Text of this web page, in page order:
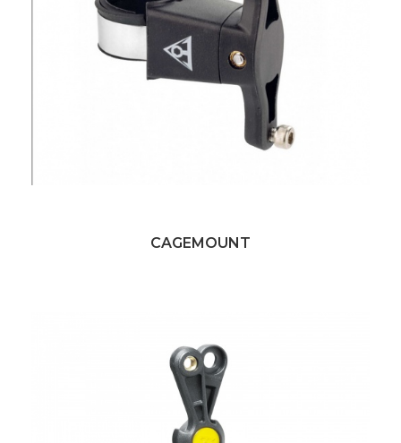
CAGEMOUNT